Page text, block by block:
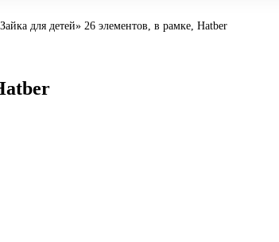
для детей» 26 элементов, в рамке, Hatber